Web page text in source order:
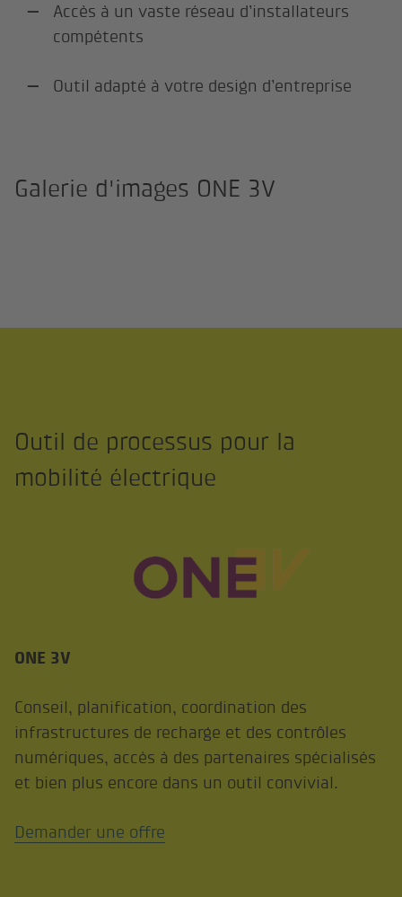
Accès à un vaste réseau d’installateurs
compétents
Outil adapté à votre design d’entreprise
Galerie d'images ONE 3V
Outil de processus pour la
mobilité électrique
ONE 3V
Conseil, planification, coordination des
infrastructures de recharge et des contrôles
numériques, accès à des partenaires spécialisés
et bien plus encore dans un outil convivial.
Demander une offre